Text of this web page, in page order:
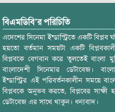
বিএমডিবি’র পরিচিতি
এদেশের সিনেমা ইন্ডাস্ট্রিতে একটি বিপ্লব
হয়তো বর্তমান সময়টা একটি
বিপ্লবকে বেগবান করে তুলতেই বাংলা
বাংলাদেশী সিনেমার ডেটাবেজ।
ইন্ডাস্ট্রির এই পরিবর্তনকালীন সময়ে
বিপ্লবকে অনুভব করতে, বিপ্লবের সাক্ষী
ডেটাবেজ এর সাথে থাকুন। ধন্যবাদ।